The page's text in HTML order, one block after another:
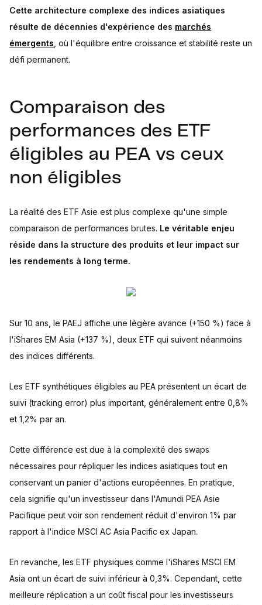
Cette architecture complexe des indices asiatiques
résulte de décennies d'expérience des marchés
émergents , où l'équilibre entre croissance et stabilité reste un
défi permanent.
Comparaison des
performances des ETF
éligibles au PEA vs ceux
non éligibles
La réalité des ETF Asie est plus complexe qu'une simple
comparaison de performances brutes. Le véritable enjeu
réside dans la structure des produits et leur impact sur
les rendements à long terme.
Sur 10 ans, le PAEJ affiche une légère avance (+150 %) face à
l'iShares EM Asia (+137 %), deux ETF qui suivent néanmoins
des indices différents.
Les ETF synthétiques éligibles au PEA présentent un écart de
suivi (tracking error) plus important, généralement entre 0,8%
et 1,2% par an.
Cette différence est due à la complexité des swaps
nécessaires pour répliquer les indices asiatiques tout en
conservant un panier d'actions européennes. En pratique,
cela signifie qu'un investisseur dans l'Amundi PEA Asie
Pacifique peut voir son rendement réduit d'environ 1% par
rapport à l'indice MSCI AC Asia Pacific ex Japan.
En revanche, les ETF physiques comme l'iShares MSCI EM
Asia ont un écart de suivi inférieur à 0,3%. Cependant, cette
meilleure réplication a un coût fiscal pour les investisseurs